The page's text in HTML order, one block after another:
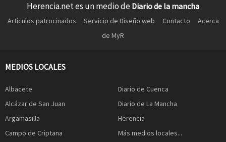
Herencia.net es un medio de Diario de la mancha
Artículos patrocinados Servicio de Diseño web Contacto
Acerca
de MyR
MEDIOS LOCALES
Albacete
Alcázar de San Juan
Argamasilla
Campo de Criptana
Diario de Cuenca
Diario de La Mancha
Herencia
Más medios locales...